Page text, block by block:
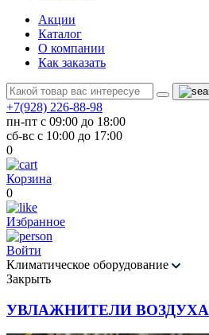
Акции
Каталог
О компании
Как заказать
+7(928) 226-88-98
пн-пт с 09:00 до 18:00
сб-вс с 10:00 до 17:00
0
Корзина
0
Избранное
Войти
Климатическое оборудование
Закрыть
УВЛАЖНИТЕЛИ ВОЗДУХА